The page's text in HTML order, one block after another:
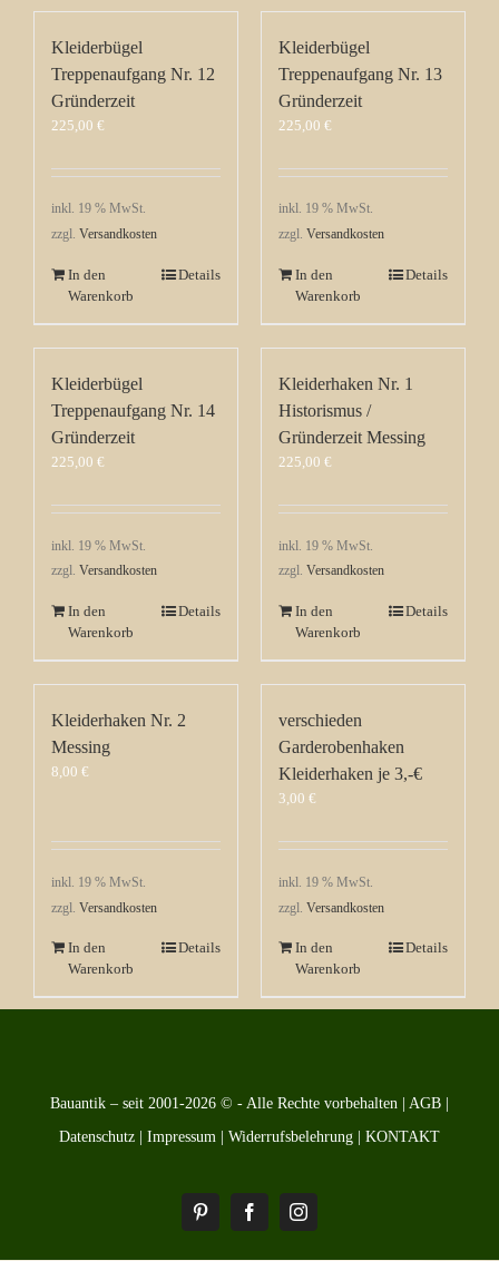
Kleiderbügel
Treppenaufgang Nr. 12
Gründerzeit
225,00 €
inkl. 19 % MwSt.
zzgl. Versandkosten
In den
Warenkorb
Details
Kleiderbügel
Treppenaufgang Nr. 13
Gründerzeit
225,00 €
inkl. 19 % MwSt.
zzgl. Versandkosten
In den
Warenkorb
Details
Kleiderbügel
Treppenaufgang Nr. 14
Gründerzeit
225,00 €
inkl. 19 % MwSt.
zzgl. Versandkosten
In den
Warenkorb
Details
Kleiderhaken Nr. 1
Historismus /
Gründerzeit Messing
225,00 €
inkl. 19 % MwSt.
zzgl. Versandkosten
In den
Warenkorb
Details
Kleiderhaken Nr. 2
Messing
8,00 €
inkl. 19 % MwSt.
zzgl. Versandkosten
In den
Warenkorb
Details
verschieden
Garderobenhaken
Kleiderhaken je 3,-€
3,00 €
inkl. 19 % MwSt.
zzgl. Versandkosten
In den
Warenkorb
Details
Bauantik – seit 2001-2026 © - Alle Rechte vorbehalten | AGB
Datenschutz
Impressum Widerrufsbelehrung KONTAKT
PinterestFacebookInstagram